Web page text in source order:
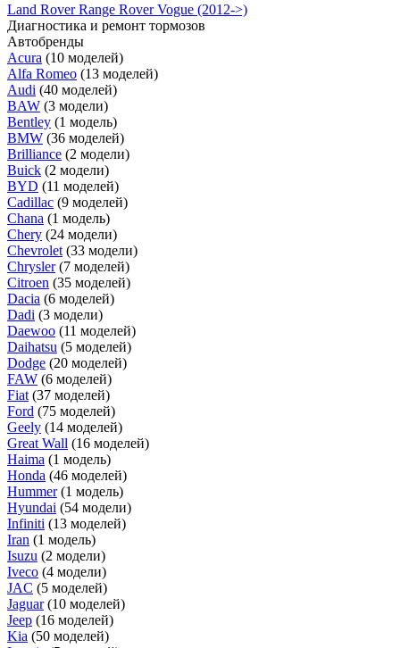
Land Rover Range Rover Vogue (2012->)
Диагностика и ремонт тормозов
Автобренды
Acura (10 моделей)
Alfa Romeo (13 моделей)
Audi (40 моделей)
BAW (3 модели)
Bentley (1 модель)
BMW (36 моделей)
Brilliance (2 модели)
Buick (2 модели)
BYD (11 моделей)
Cadillac (9 моделей)
Chana (1 модель)
Chery (24 модели)
Chevrolet (33 модели)
Chrysler (7 моделей)
Citroen (35 моделей)
Dacia (6 моделей)
Dadi (3 модели)
Daewoo (11 моделей)
Daihatsu (5 моделей)
Dodge (20 моделей)
FAW (6 моделей)
Fiat (37 моделей)
Ford (75 моделей)
Geely (14 моделей)
Great Wall (16 моделей)
Haima (1 модель)
Honda (46 моделей)
Hummer (1 модель)
Hyundai (54 модели)
Infiniti (13 моделей)
Iran (1 модель)
Isuzu (2 модели)
Iveco (4 модели)
JAC (5 моделей)
Jaguar (10 моделей)
Jeep (16 моделей)
Kia (50 моделей)